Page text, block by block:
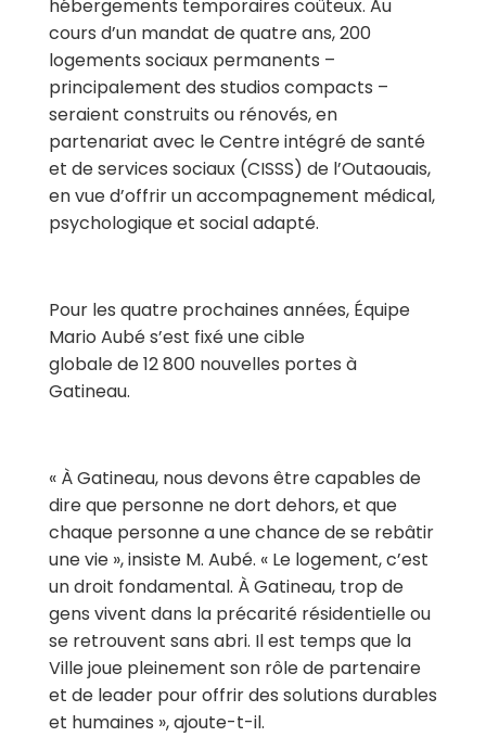
hébergements temporaires coûteux. Au
cours d’un mandat de quatre ans, 200
logements sociaux permanents –
principalement des studios compacts –
seraient construits ou rénovés, en
partenariat avec leCentre intégré de santé
et de services sociaux (CISSS) de l’Outaouais,
en vue d’offrir un accompagnement médical,
psychologique et social adapté.
Pour les quatre prochaines années, Équipe
Mario Aubé s’est fixé une cible
globale de 12 800 nouvelles portes à
Gatineau.
« À Gatineau, nous devons être capables de
dire que personne ne dort dehors, et que
chaque personne a une chance de se rebâtir
une vie », insiste M. Aubé. « Le logement, c’est
un droit fondamental. À Gatineau, trop de
gens vivent dans la précarité résidentielle ou
se retrouvent sans abri. Il est temps que la
Ville joue pleinement son rôle de partenaire
et de leader pour offrir des solutions durables
et humaines », ajoute-t-il.